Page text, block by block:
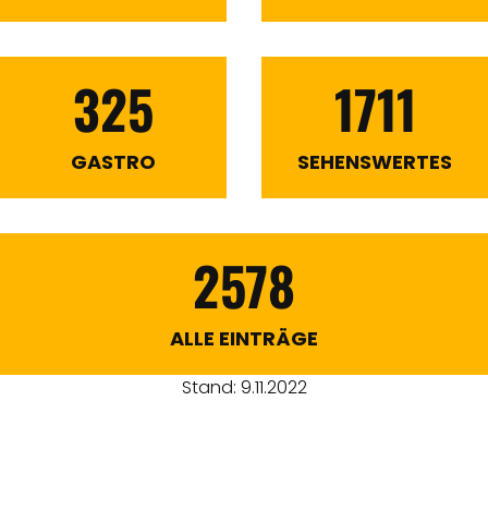
325
GASTRO
1711
SEHENSWERTES
2578
ALLE EINTRÄGE
Stand: 9.11.2022